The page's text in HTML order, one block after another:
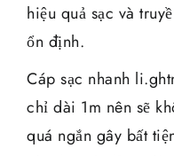
hiệu quả sạc và
ổn định.
Cáp sạc nhanh
chỉ dài 1m nên sẽ
quá ngắn gây bất